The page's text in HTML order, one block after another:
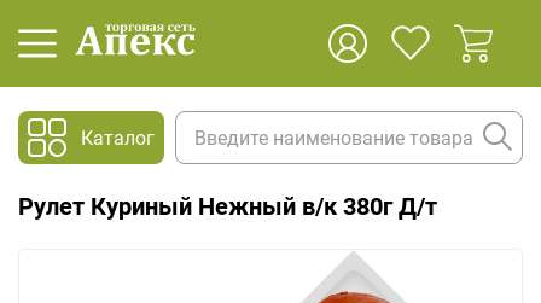
Каталог
Рулет Куриный Нежный в/к 380г Д/т